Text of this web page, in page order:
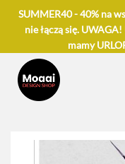
SUMMER40 - 40% na
nie łączą się.
mamy